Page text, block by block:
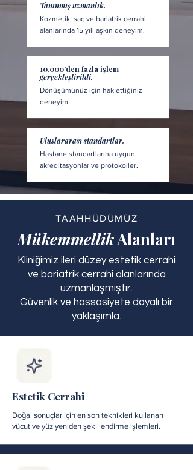
Tanınmış uzmanlık.
Kozmetik, saç ve bariatrik cerrahi
alanlarında 15 yılı aşkın deneyim.
10.000'den fazla işlem
gerçekleştirildi.
Dönüşümünüz için hak ettiğiniz
deneyim.
Uluslararası standartlar.
Hastane standartlarına uygun
akreditasyonlar ve protokoller.
TAAHHÜDÜMÜZ
MükemmellikAlanları
Kliniğimiz ileri düzey estetik cerrahi
ve bariatrik cerrahi alanlarında
uzmanlaşmıştır.
Güvenlik ve hassasiyete dayalı bir
yaklaşımla.
Estetik Cerrahi
Doğal sonuçlar için en son teknikleri kullanan
vücut ve yüz yeniden şekillendirme işlemleri.